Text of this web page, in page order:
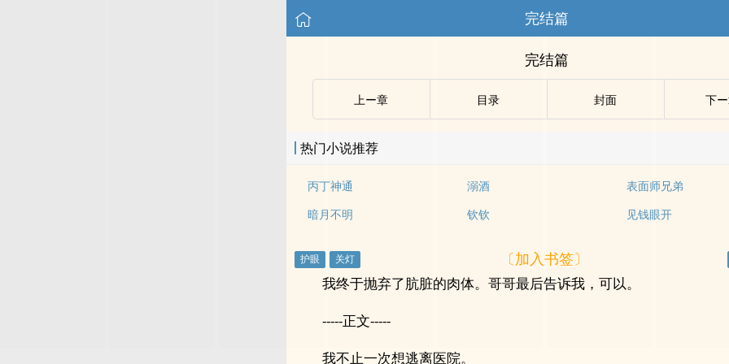
完结篇
完结篇
上ー章 目录 封面 下
热门小说推荐
丙丁神通 溺酒
表面师兄弟
暗月不明
钦钦 见钱眼开
〔加入书签〕
我终于抛弃了肮脏的肉体。哥哥最后告诉我，可以。
-----正文-----
我不止一次想逃离医院。